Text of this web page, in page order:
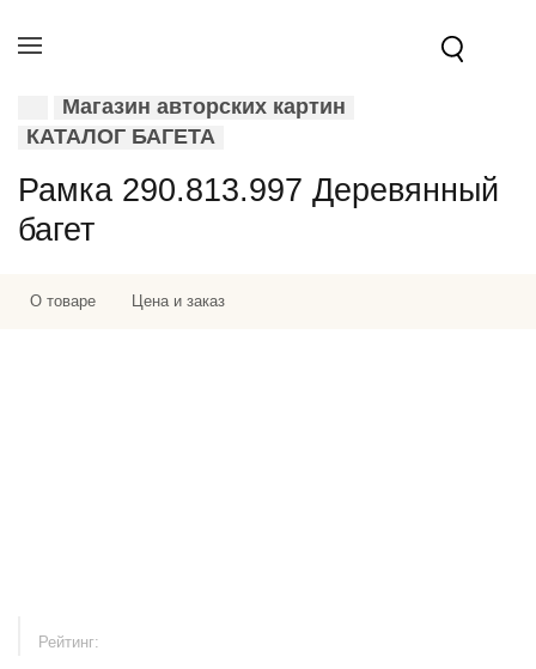
Магазин авторских картин
КАТАЛОГ БАГЕТА
Рамка 290.813.997 Деревянный
багет
О товаре Цена и заказ
Рейтинг: